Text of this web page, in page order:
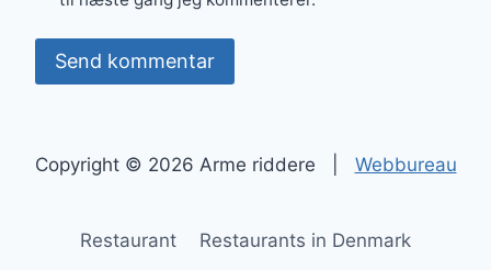
Copyright © 2026 Arme riddere | Webbureau
Restaurant
Restaurants in Denmark